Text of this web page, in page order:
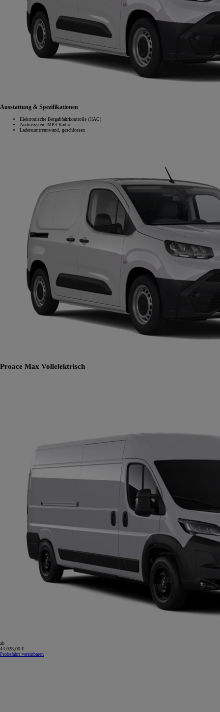
Ausstattung & Spezifikationen
Elektronische Bergabfahrkontrolle (HAC)
Audiosystem MP3-Radio
Laderaumtrennwand, geschlossen
Proace Max Vollelektrisch
ab
44.028,00 €
Probefahrt vereinbaren